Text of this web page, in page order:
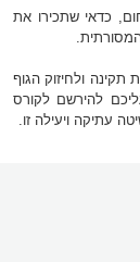
כדאי שתכירו את
ולחיזוק הגוף
להירשם לקורס
עתיקה ויעילה זו.